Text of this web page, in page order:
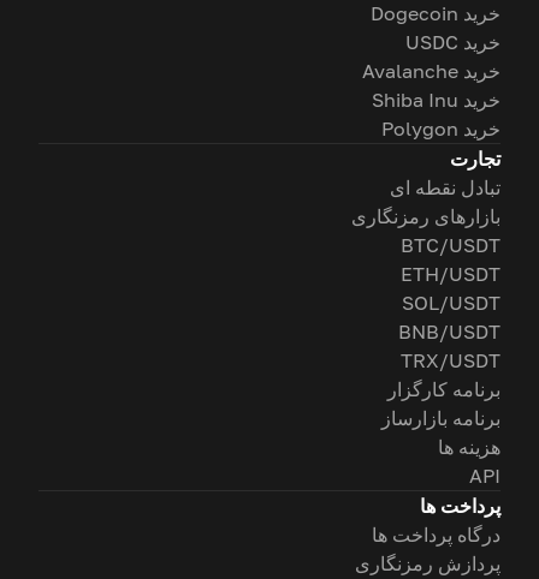
خرید Dogecoin
خرید USDC
خرید Avalanche
خرید Shiba Inu
خرید Polygon
تجارت
تبادل نقطه ای
بازارهای رمزنگاری
BTC/USDT
ETH/USDT
SOL/USDT
BNB/USDT
TRX/USDT
برنامه کارگزار
برنامه بازارساز
هزینه ها
API
پرداخت ها
درگاه پرداخت ها
پردازش رمزنگاری